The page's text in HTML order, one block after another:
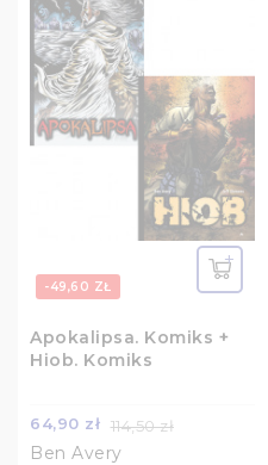
-49,60 ZŁ
Apokalipsa. Komiks +
Hiob. Komiks
64,90 zł 114,50 zł
Ben Avery